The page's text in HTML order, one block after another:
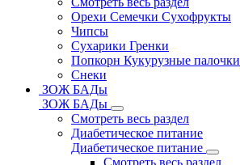
Орехи Семечки Сухофрукты
Чипсы
Сухарики Гренки
Попкорн Кукурузные палочки
Снеки
ЗОЖ БАДы
ЗОЖ БАДы
Смотреть весь раздел
Диабетическое питание
Диабетическое питание
Смотреть весь раздел